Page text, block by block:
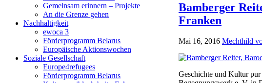
Gemeinsam erinnern – Projekte
An die Grenze gehen
Nachhaltigkeit
ewoca 3
Förderprogramm Belarus
Europäische Aktionswochen
Soziale Gesellschaft
Europe4refugees
Förderprogramm Belarus
Bamberger
Franken
Mai 16, 2016 Mechthild
Geschichte und Kultur